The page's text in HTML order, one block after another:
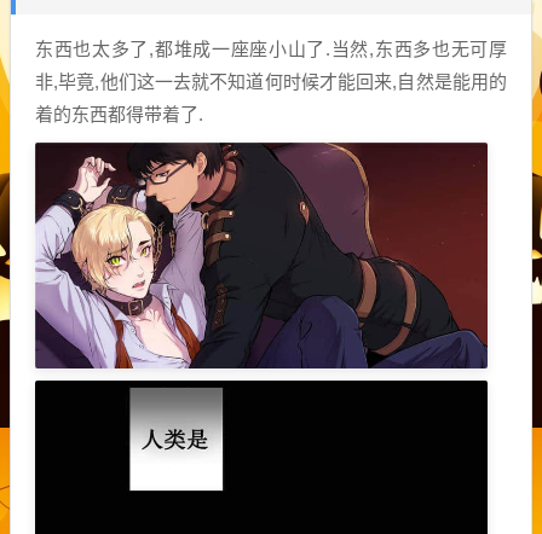
东西也太多了,都堆成一座座小山了.当然,东西多也无可厚
非,毕竟,他们这一去就不知道何时候才能回来,自然是能用的
着的东西都得带着了.